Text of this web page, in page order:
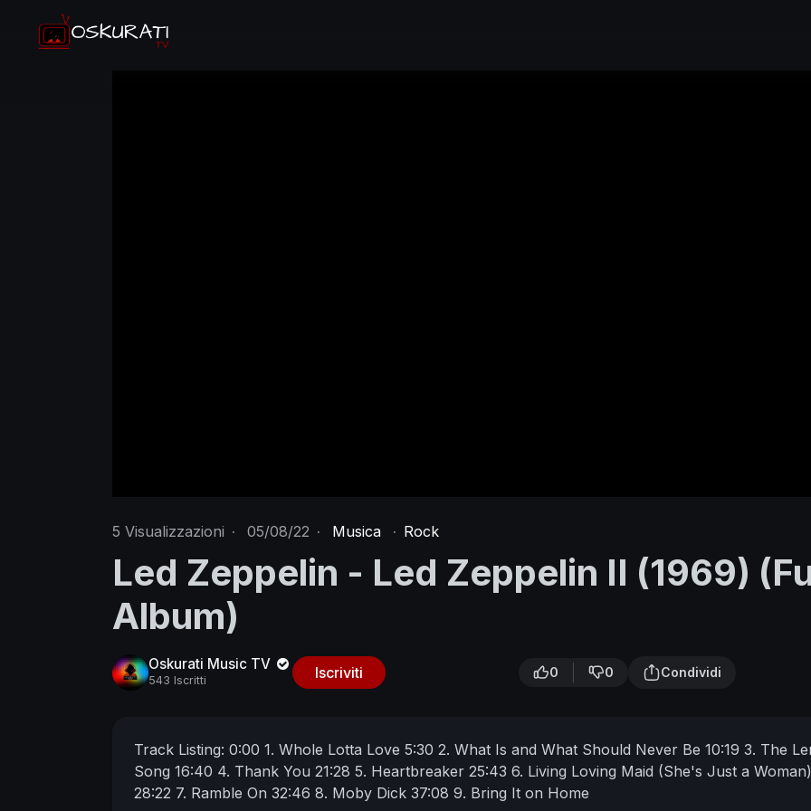
5 Visualizzazioni · 05/08/22 · Musica · Rock
Led Zeppelin - Led Zeppelin II (1969)
Album)
Oskurati Music TV
543 Iscritti Iscriviti 0 0 Condividi
Track Listing: 0:00 1. Whole Lotta Love 5:30 2. What Is and What Should Never Be 10:19 3. The
Song 16:40 4. Thank You 21:28 5. Heartbreaker 25:43 6. Living Loving Maid (She's Just a Woman)
28:22 7. Ramble On 32:46 8. Moby Dick 37:08 9. Bring It on Home